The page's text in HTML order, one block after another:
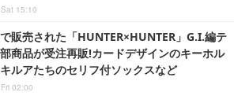
15:10
販売された「HUNTER×HUNTER」G.I.編テ
商品が受注再販!カードデザインのキーホル
ルアたちのセリフ付ソックスなど
02:00